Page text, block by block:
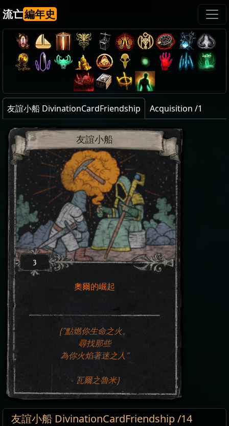
流亡編年史
友誼小船 DivinationCardFriendship Acquisition /1
友誼小船
奧爾的崛起
{"點燃你生命之火。
尋找那些
為你火焰著迷之人"
- 瓦爾之魯米}
3
友誼小船 DivinationCardFriendship /14